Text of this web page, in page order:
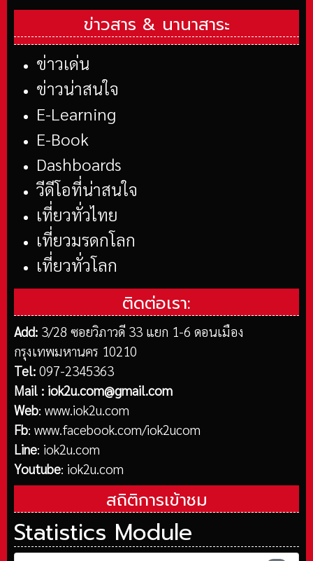
ข่าวสาร & นานาสาระ
ข่าวเด่น
ข่าวน่าสนใจ
E-Learning
E-Book
Dashboards
วีดีโอที่น่าสนใจ
เที่ยวทั่วไทย
เที่ยวมรดกโลก
เที่ยวทั่วโลก
ติดต่อเรา:
Add: 3/28 ซอยวิภาวดี 33 แยก 1-6 ดอนเมือง
กรุงเทพมหานคร 10210
Tel: 097-2345363
Mail : iok2u.com@gmail.com
Web: www.iok2u.com
Fb: www.facebook.com/iok2ucom
Line: iok2u.com
Youtube: iok2u.com
สถิติการเข้าชม
Statistics Module